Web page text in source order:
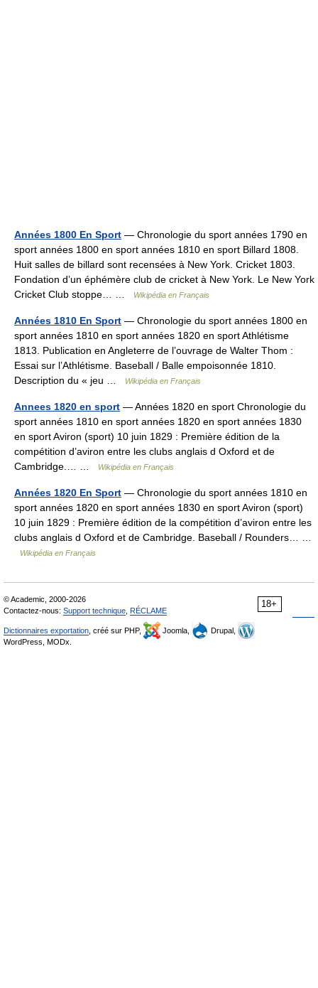
Années 1800 En Sport — Chronologie du sport années 1790 en
sport années 1800 en sport années 1810 en sport Billard 1808.
Huit salles de billard sont recensées à New York. Cricket 1803.
Fondation d’un éphémère club de cricket à New York. Le New York
Cricket Club stoppe… …
Wikipédia en Français
Années 1810 En Sport — Chronologie du sport années 1800 en
sport années 1810 en sport années 1820 en sport Athlétisme
1813. Publication en Angleterre de l’ouvrage de Walter Thom :
Essai sur l’Athlétisme. Baseball / Balle empoisonnée 1810.
Description du « jeu …
Wikipédia en Français
Annees 1820 en sport — Années 1820 en sport Chronologie du
sport années 1810 en sport années 1820 en sport années 1830
en sport Aviron (sport) 10 juin 1829 : Première édition de la
compétition d’aviron entre les clubs anglais d Oxford et de
Cambridge.… …
Wikipédia en Français
Années 1820 En Sport — Chronologie du sport années 1810 en
sport années 1820 en sport années 1830 en sport Aviron (sport)
10 juin 1829 : Première édition de la compétition d’aviron entre les
clubs anglais d Oxford et de Cambridge. Baseball / Rounders… …
Wikipédia en Français
18+
© Academic, 2000-2026
Contactez-nous: Support technique RÉCLAME
Dictionnaires exportation , créé sur PHP, Joomla,
Drupal,
WordPress, MODx.